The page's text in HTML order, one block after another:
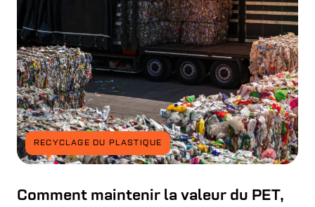
RECYCLAGE DU PLASTIQUE
Comment maintenir la valeur du PET,